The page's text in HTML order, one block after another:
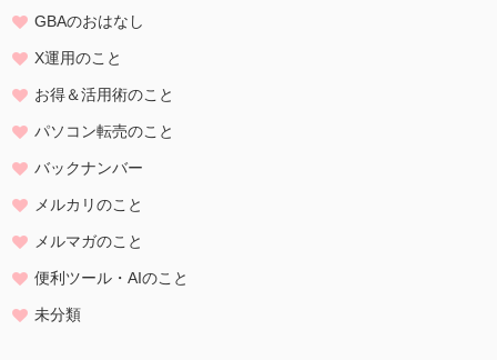
GBAのおはなし
X運用のこと
お得＆活用術のこと
パソコン転売のこと
バックナンバー
メルカリのこと
メルマガのこと
便利ツール・AIのこと
未分類